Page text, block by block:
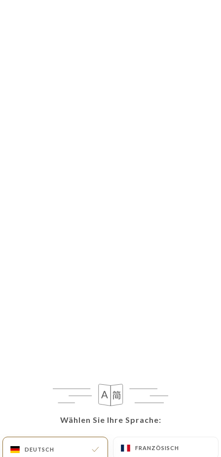
Wählen Sie Ihre Sprache:
DEUTSCH FRANZÖSISCH
Wählen Sie Ihre Sprache:
DEUTSCH FRANZÖSISCH